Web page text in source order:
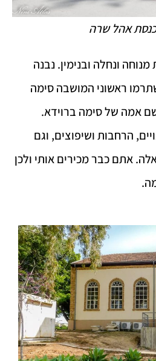
אהל שרה
ונחלה ובנימין. נבנה
קרקע שתרמו ראשוני המושבה סימה
אמה של סימה ברוידא.
הרחבות ושיפוצים, וגם
אתם כבר מכירים אותי ולכן